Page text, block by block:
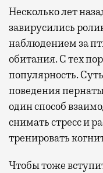
Несколько лет
завирусились
наблюдением за
обитания. С тех
популярность.
поведения
один способ
снимать стресс и
тренировать
Чтобы тоже